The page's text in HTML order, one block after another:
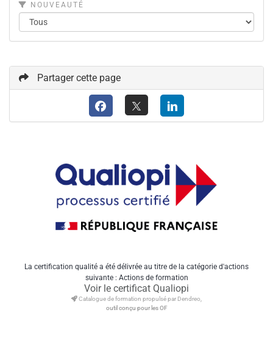
NOUVEAUTÉ
Partager cette page
La certification qualité a été délivrée au titre de la catégorie d'actions
suivante : Actions de formation
Voir le certificat Qualiopi
Catalogue de formation propulsé par Dendreo,
outil conçu pour les OF